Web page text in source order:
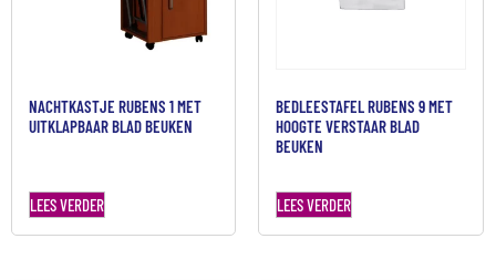
NACHTKASTJE RUBENS 1 MET
UITKLAPBAAR BLAD BEUKEN
LEES VERDER
BEDLEESTAFEL RUBENS 9 MET
HOOGTE VERSTAAR BLAD
BEUKEN
LEES VERDER